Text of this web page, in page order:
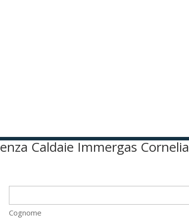
Caldaie Immergas Cornelia
Cognome